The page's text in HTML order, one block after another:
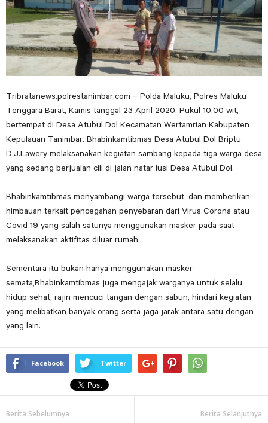
Tribratanews.polrestanimbar.com – Polda Maluku, Polres Maluku
Tenggara Barat, Kamis tanggal 23 April 2020, Pukul 10.00 wit,
bertempat di Desa Atubul Dol Kecamatan Wertamrian Kabupaten
Kepulauan Tanimbar. Bhabinkamtibmas Desa Atubul Dol Briptu
D.J.Lawery melaksanakan kegiatan sambang kepada tiga warga desa
yang sedang berjualan cili di jalan natar lusi Desa Atubul Dol.
Bhabinkamtibmas menyambangi warga tersebut, dan memberikan
himbauan terkait pencegahan penyebaran dari Virus Corona atau
Covid 19 yang salah satunya menggunakan masker pada saat
melaksanakan aktifitas diluar rumah.
Sementara itu bukan hanya menggunakan masker
semata,Bhabinkamtibmas juga mengajak warganya untuk selalu
hidup sehat, rajin mencuci tangan dengan sabun, hindari kegiatan
yang melibatkan banyak orang serta jaga jarak antara satu dengan
yang lain.
Facebook Twitter
Berita Sebelumnya Berita Selanjutnya